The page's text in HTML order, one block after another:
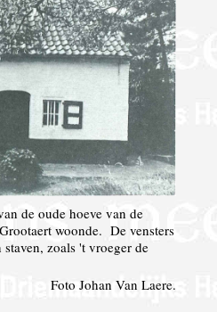
de oude hoeve van de
woonde. De vensters
zoals 't vroeger de
Foto Johan Van Laere.